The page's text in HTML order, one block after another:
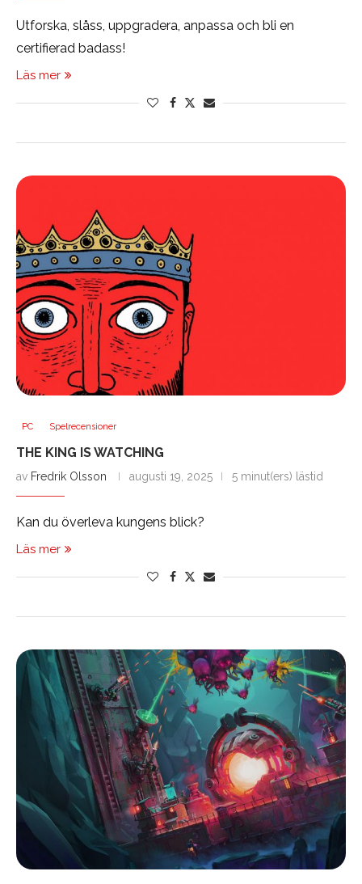
Utforska, slåss, uppgradera, anpassa och bli en
certifierad badass!
Läs mer
PC Spelrecensioner
THE KING IS WATCHING
av Fredrik Olsson augusti 19, 2025 5 minut(ers) lästid
Kan du överleva kungens blick?
Läs mer